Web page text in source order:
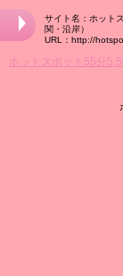
サイト名：ホット
関・沿岸）
URL：http://
ホットスポット55分